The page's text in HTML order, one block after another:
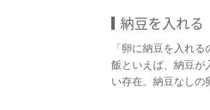
納豆を入れる
「卵に納豆を入れ
飯といえば、納豆が
い存在。納豆なしの